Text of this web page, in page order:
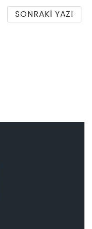
SONRAKI YAZI